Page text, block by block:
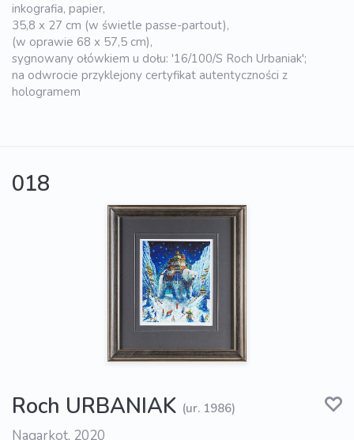
inkografia, papier,
35,8 x 27 cm (w świetle passe-partout),
(w oprawie 68 x 57,5 cm),
sygnowany ołówkiem u dołu: '16/100/S Roch Urbaniak';
na odwrocie przyklejony certyfikat autentyczności z
hologramem
018
Roch URBANIAK (ur. 1986)
Nagarkot, 2020